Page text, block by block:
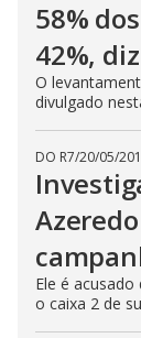
58%
42%,
O
divulgado
DO R7/20/05/
Ele é
o caixa 2 de